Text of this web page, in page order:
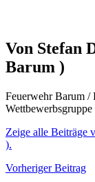
Von Stefan
Barum )
Feuerwehr Barum /
Wettbewerbsgruppe
Zeige alle Beiträge
).
Vorheriger Beitrag